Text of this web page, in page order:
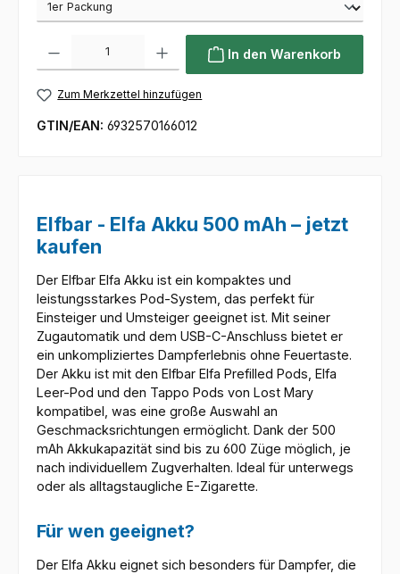
In den Warenkorb
Zum Merkzettel hinzufügen
GTIN/EAN: 6932570166012
Elfbar - Elfa Akku 500 mAh – jetzt
kaufen
Der Elfbar Elfa Akku ist ein kompaktes und
leistungsstarkes Pod-System, das perfekt für
Einsteiger und Umsteiger geeignet ist. Mit seiner
Zugautomatik und dem USB-C-Anschluss bietet er
ein unkompliziertes Dampferlebnis ohne Feuertaste.
Der Akku ist mit den Elfbar Elfa Prefilled Pods, Elfa
Leer-Pod und den Tappo Pods von Lost Mary
kompatibel, was eine große Auswahl an
Geschmacksrichtungen ermöglicht. Dank der 500
mAh Akkukapazität sind bis zu 600 Züge möglich, je
nach individuellem Zugverhalten. Ideal für unterwegs
oder als alltagstaugliche E-Zigarette.
Für wen geeignet?
Der Elfa Akku eignet sich besonders für Dampfer, die